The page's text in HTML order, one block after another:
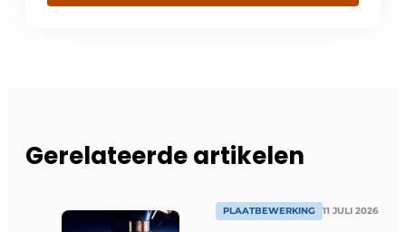
Gerelateerde artikelen
PLAATBEWERKING 11 JULI 2026